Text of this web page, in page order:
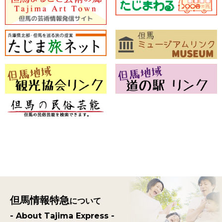
但馬情報特急について
- About Tajima Express -